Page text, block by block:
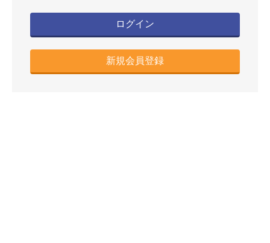
ログイン
新規会員登録